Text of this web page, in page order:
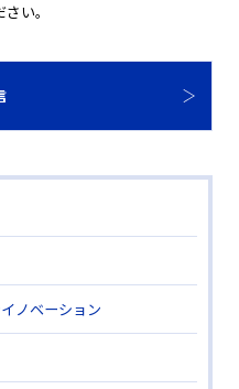
い。
ノベーション